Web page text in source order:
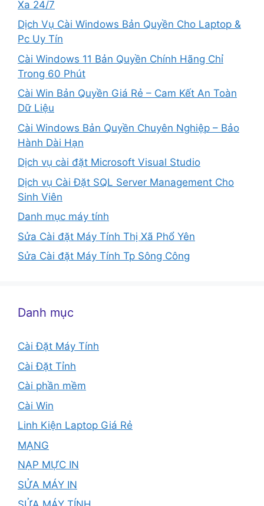
Xa 24/7
Dịch Vụ Cài Windows Bản Quyền Cho Laptop &
Pc Uy Tín
Cài Windows 11 Bản Quyền Chính Hãng Chỉ
Trong 60 Phút
Cài Win Bản Quyền Giá Rẻ – Cam Kết An Toàn
Dữ Liệu
Cài Windows Bản Quyền Chuyên Nghiệp – Bảo
Hành Dài Hạn
Dịch vụ cài đặt Microsoft Visual Studio
Dịch vụ Cài Đặt SQL Server Management Cho
Sinh Viên
Danh mục máy tính
Sửa Cài đặt Máy Tính Thị Xã Phổ Yên
Sửa Cài đặt Máy Tính Tp Sông Công
Danh mục
Cài Đặt Máy Tính
Cài Đặt Tỉnh
Cài phần mềm
Cài Win
Linh Kiện Laptop Giá Rẻ
MẠNG
NẠP MỰC IN
SỬA MÁY IN